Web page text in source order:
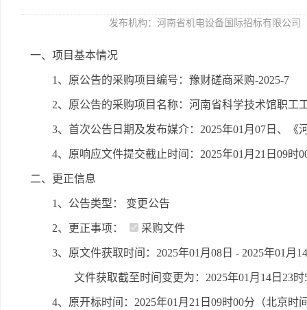
发布机构： 河南省机电设备国际招标有限公司
一、项目基本情况
1、原公告的采购项目编号：豫财磋商采购-2025-7
2、原公告的采购项目名称：河南省科学技术馆职工
3、首次公告日期及发布媒介：2025年01月07日、
4、原响应文件提交截止时间：2025年01月21日09时
二、更正信息
1、公告类型： 变更公告
2、更正事项： 采购文件
3、原文件获取时间：2025年01月08日 - 2025年01月
文件获取截至时间变更为：2025年01月14日23
4、原开标时间：2025年01月21日09时00分（北京时